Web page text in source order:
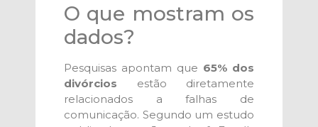
O que mostram os
dados?
Pesquisas apontam que 65% dos
divórcios estão diretamente
relacionados a falhas de
comunicação. Segundo um estudo